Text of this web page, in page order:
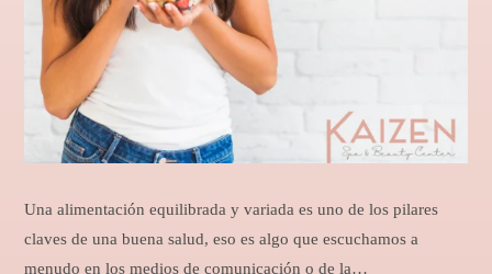
Una alimentación equilibrada y variada es uno de los pilares
claves de una buena salud, eso es algo que escuchamos a
menudo en los medios de comunicación o de la…